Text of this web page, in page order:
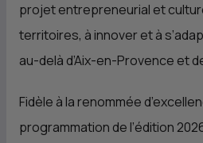
projet entrepreneurial et
territoires, à innover et à
au-delà d’Aix-en-Provence et
Fidèle à la renommée
programmation de l’édition